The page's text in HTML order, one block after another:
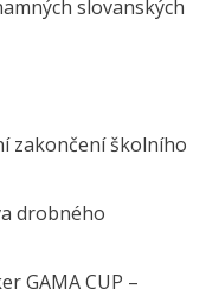
slovanských
zakončení školního
drobného
GAMA CUP –